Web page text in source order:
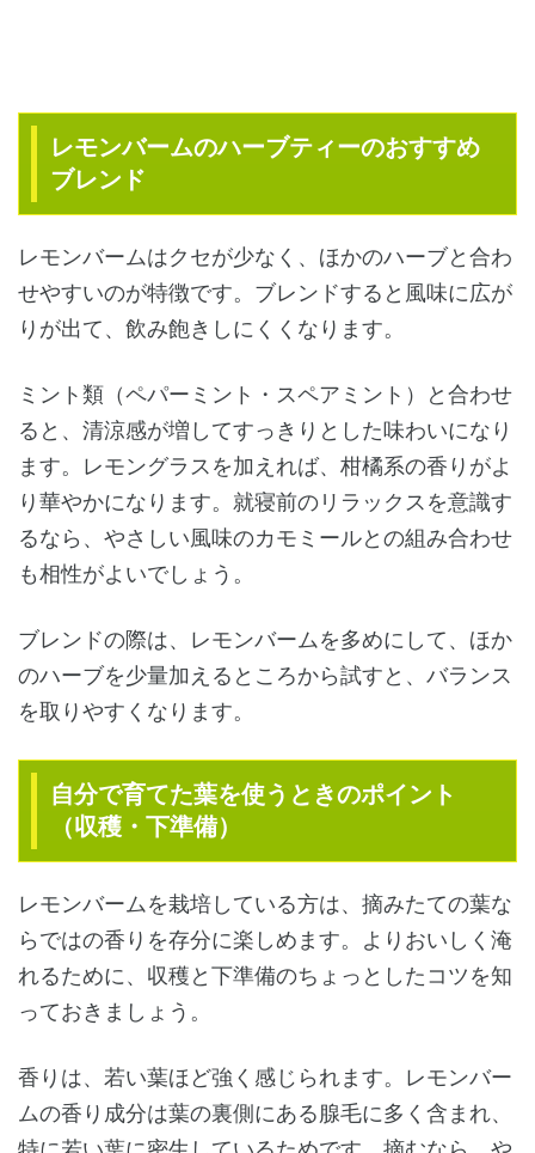
レモンバームのハーブティーのおすすめ
ブレンド
レモンバームはクセが少なく、ほかのハーブと合わ
せやすいのが特徴です。ブレンドすると風味に広が
りが出て、飲み飽きしにくくなります。
ミント類（ペパーミント・スペアミント）と合わせ
ると、清涼感が増してすっきりとした味わいになり
ます。レモングラスを加えれば、柑橘系の香りがよ
り華やかになります。就寝前のリラックスを意識す
るなら、やさしい風味のカモミールとの組み合わせ
も相性がよいでしょう。
ブレンドの際は、レモンバームを多めにして、ほか
のハーブを少量加えるところから試すと、バランス
を取りやすくなります。
自分で育てた葉を使うときのポイント
（収穫・下準備）
レモンバームを栽培している方は、摘みたての葉な
らではの香りを存分に楽しめます。よりおいしく淹
れるために、収穫と下準備のちょっとしたコツを知
っておきましょう。
香りは、若い葉ほど強く感じられます。レモンバー
ムの香り成分は葉の裏側にある腺毛に多く含まれ、